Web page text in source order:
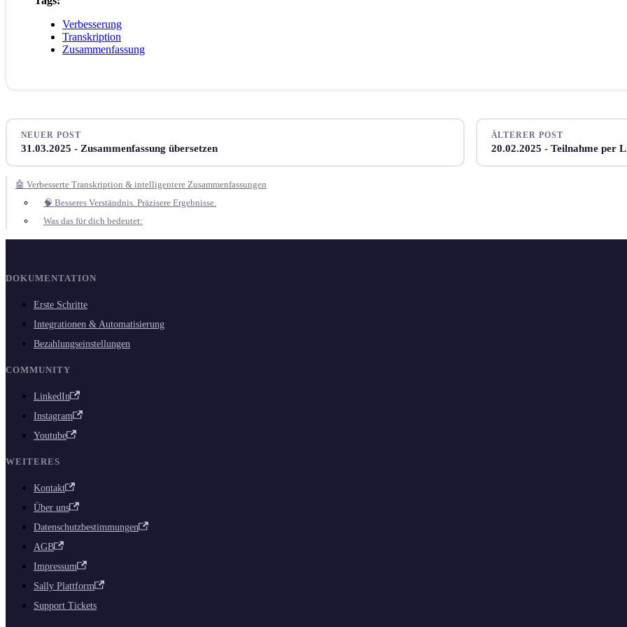
Verbesserung
Transkription
Zusammenfassung
NEUER POST
31.03.2025 - Zusammenfassung übersetzen
ÄLTERER POST
20.02.2025 - Teilnahme per
🤖 Verbesserte Transkription & intelligentere Zusammenfassungen
🧠 Besseres Verständnis. Präzisere Ergebnisse.
Was das für dich bedeutet:
DOKUMENTATION
Erste Schritte
Integrationen & Automatisierung
Bezahlungseinstellungen
COMMUNITY
LinkedIn
Instagram
Youtube
WEITERES
Kontakt
Über uns
Datenschutzbestimmungen
AGB
Impressum
Sally Plattform
Support Tickets